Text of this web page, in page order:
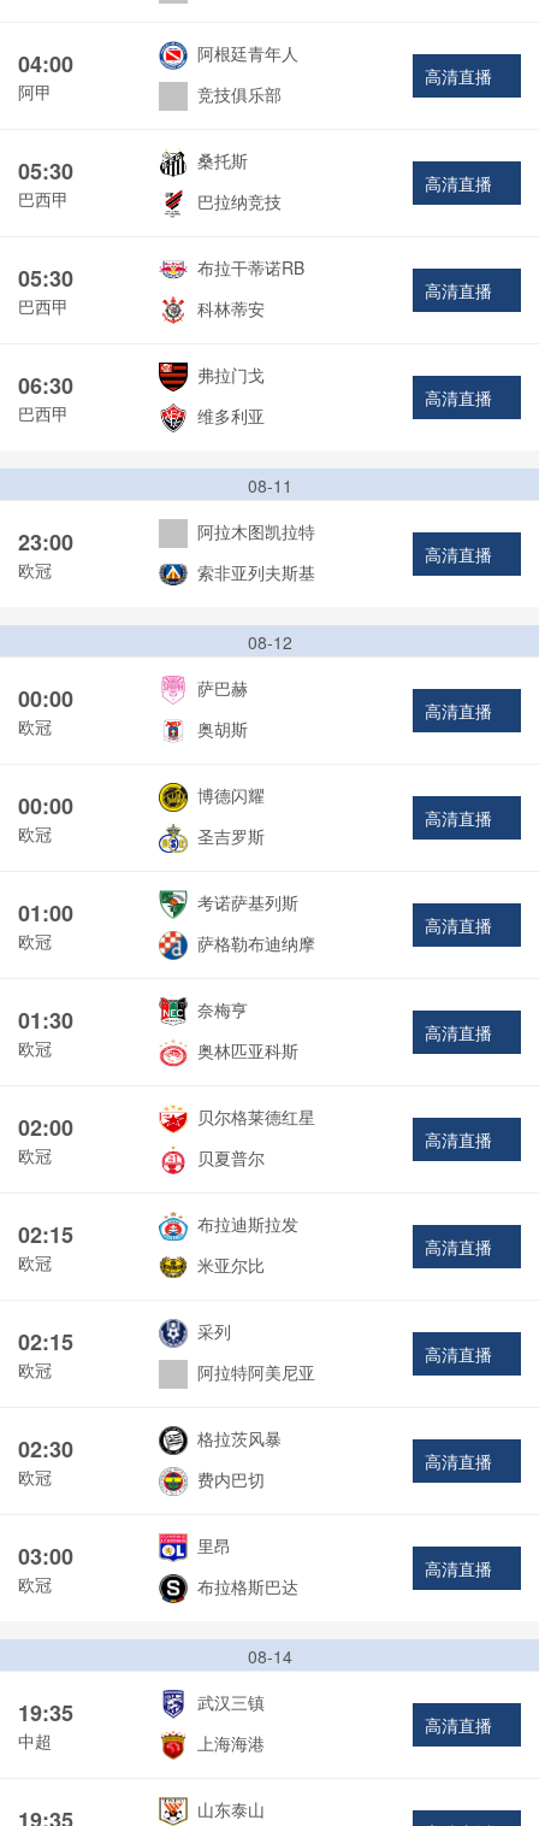
04:00
阿甲
阿根廷青年人
竞技俱乐部
高清直播
05:30
巴西甲
桑托斯
巴拉纳竞技
高清直播
05:30
巴西甲
布拉干蒂诺RB
科林蒂安
高清直播
06:30
巴西甲
弗拉门戈
维多利亚
高清直播
08-11
23:00
欧冠
阿拉木图凯拉特
索非亚列夫斯基
高清直播
08-12
00:00
欧冠
萨巴赫
奥胡斯
高清直播
00:00
欧冠
博德闪耀
圣吉罗斯
高清直播
01:00
欧冠
考诺萨基列斯
萨格勒布迪纳摩
高清直播
01:30
欧冠
奈梅亨
奥林匹亚科斯
高清直播
02:00
欧冠
贝尔格莱德红星
贝夏普尔
高清直播
02:15
欧冠
布拉迪斯拉发
米亚尔比
高清直播
02:15
欧冠
采列
阿拉特阿美尼亚
高清直播
02:30
欧冠
格拉茨风暴
费内巴切
高清直播
03:00
欧冠
里昂
布拉格斯巴达
高清直播
08-14
19:35
中超
武汉三镇
上海海港
高清直播
19:35
山东泰山